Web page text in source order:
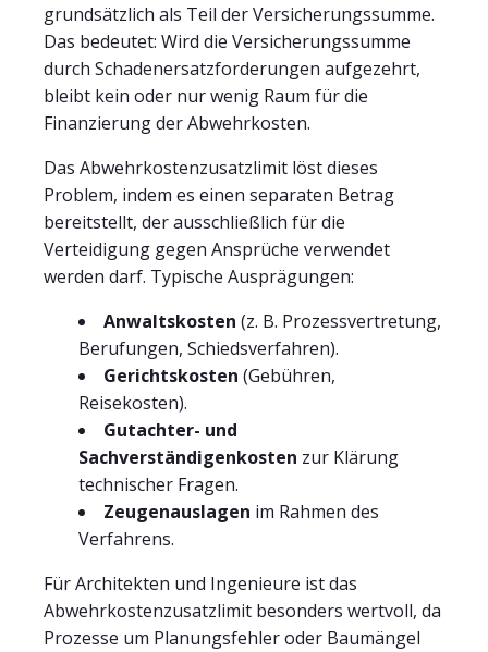
grundsätzlich als Teil der Versicherungssumme.
Das bedeutet: Wird die Versicherungssumme
durch Schadenersatzforderungen aufgezehrt,
bleibt kein oder nur wenig Raum für die
Finanzierung der Abwehrkosten.
Das Abwehrkostenzusatzlimit löst dieses
Problem, indem es einen separaten Betrag
bereitstellt, der ausschließlich für die
Verteidigung gegen Ansprüche verwendet
werden darf. Typische Ausprägungen:
Anwaltskosten (z. B. Prozessvertretung,
Berufungen, Schiedsverfahren).
Gerichtskosten (Gebühren,
Reisekosten).
Gutachter- und
Sachverständigenkosten zur Klärung
technischer Fragen.
Zeugenauslagen im Rahmen des
Verfahrens.
Für Architekten und Ingenieure ist das
Abwehrkostenzusatzlimit besonders wertvoll, da
Prozesse um Planungsfehler oder Baumängel